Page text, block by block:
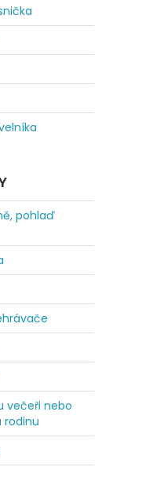
pohlaď
večeři nebo
rodinu